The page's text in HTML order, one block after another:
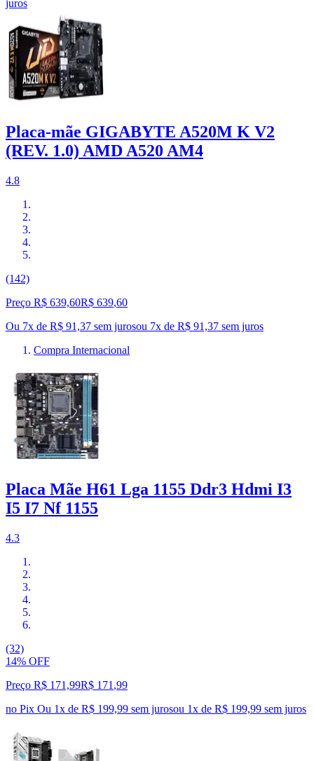
juros
Placa-mãe GIGABYTE A520M K V2
(REV. 1.0) AMD A520 AM4
4.8
(142)
Preço R$ 639,60R$ 639,60
Ou 7x de R$ 91,37 sem jurosou 7x de R$ 91,37 sem juros
Compra Internacional
Placa Mãe H61 Lga 1155 Ddr3 Hdmi I3
I5 I7 Nf 1155
4.3
(32)
14% OFF
Preço R$ 171,99R$ 171 ,99
no Pix Ou 1x de R$ 199,99 sem jurosou 1x de R$ 199,99 sem juros